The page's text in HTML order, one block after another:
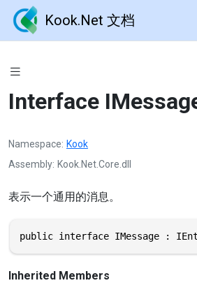
Kook.Net 文档
Interface
Namespace Kook
Assembly Kook.Net.Core.dll
表示一个通用的消息。
public interface IMessage :
Inherited Members